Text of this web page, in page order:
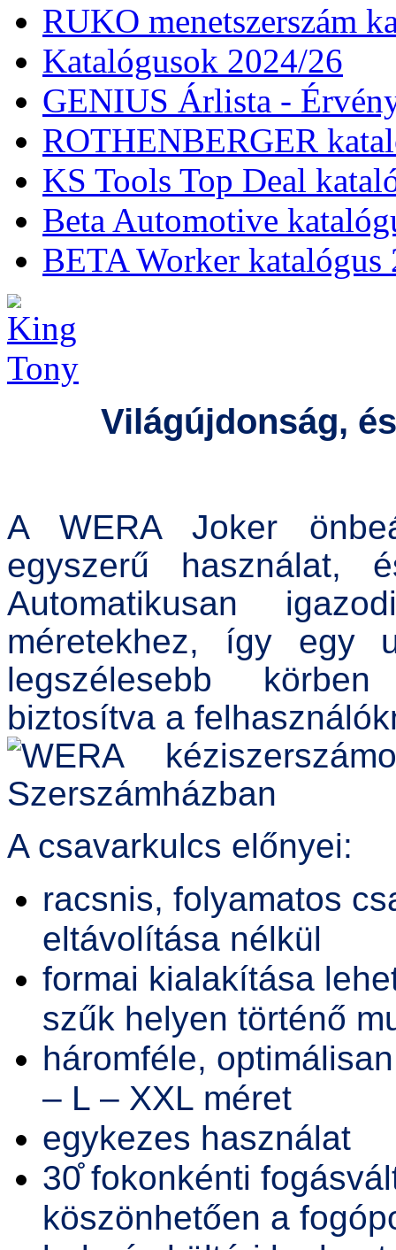
RUKO menetszerszám
Katalógusok 2024/26
GENIUS Árlista -
ROTHENBERGER
KS Tools Top Deal
Beta Automotive
BETA Worker katalógus
Világújdonság,
A WERA Joker
egyszerű használat,
Automatikusan
méretekhez, így egy
legszélesebb
biztosítva a
A csavarkulcs előnyei:
racsnis, folyamatos
eltávolítása nélkül
formai kialakítása
szűk helyen történő
háromféle,
– L – XXL méret
egykezes használat
30̊ fokonkénti
köszönhetően a